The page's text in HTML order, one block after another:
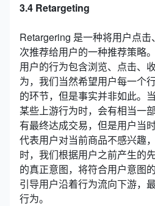
3.4 Retargeting
Retargering 是一种将用户点
次推荐给用户的一种推荐策略
用户的行为包含浏览、点击、
为，我们当然希望用户每一个
的环节，但是事实并非如此。
某些上游行为时，会有相当一
有最终达成交易，但是用户当
代表用户对当前商品不感兴趣
时，我们根据用户之前产生的
的真正意图，将符合用户意图
引导用户沿着行为流向下游，
行为。